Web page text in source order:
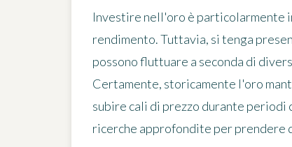
Investire nell'oro è particolarmente
rendimento. Tuttavia, si tenga
possono fluttuare a seconda di
Certamente, storicamente l'oro
subire cali di prezzo durante periodi
ricerche approfondite per prendere